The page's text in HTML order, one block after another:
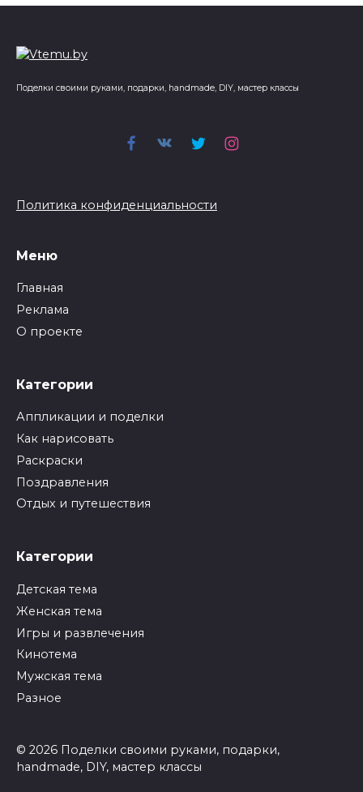
Поделки своими руками, подарки, handmade, DIY, мастер классы
Политика конфиденциальности
Меню
Главная
Реклама
О проекте
Категории
Аппликации и поделки
Как нарисовать
Раскраски
Поздравления
Отдых и путешествия
Категории
Детская тема
Женская тема
Игры и развлечения
Кинотема
Мужская тема
Разное
© 2026 Поделки своими руками, подарки,
handmade, DIY, мастер классы